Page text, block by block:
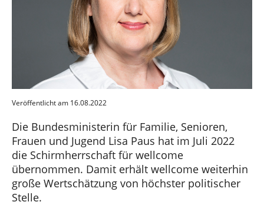
Veröffentlicht am 16.08.2022
Die Bundesministerin für Familie, Senioren,
Frauen und Jugend Lisa Paus hat im Juli 2022
die Schirmherrschaft für wellcome
übernommen. Damit erhält wellcome weiterhin
große Wertschätzung von höchster politischer
Stelle.